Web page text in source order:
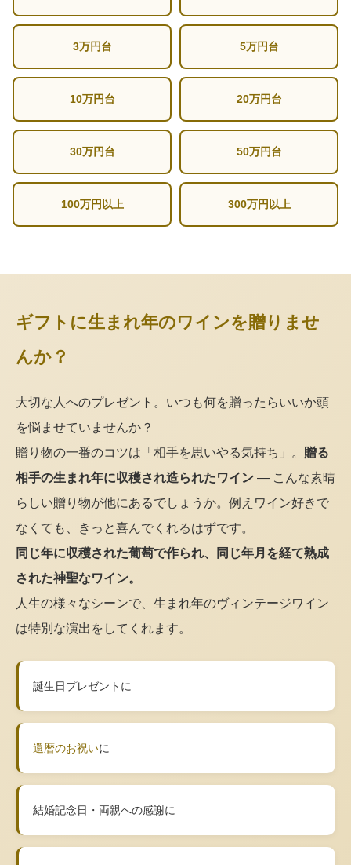
3万円台 5万円台
10万円台 20万円台
30万円台 50万円台
100万円以上 300万円以上
ギフトに生まれ年のワインを贈りませ
んか？
大切な人へのプレゼント。いつも何を贈ったらいいか頭
を悩ませていませんか？
贈り物の一番のコツは「相手を思いやる気持ち」。 贈る
相手の生まれ年に収穫され造られたワイン — こんな素晴
らしい贈り物が他にあるでしょうか。例えワイン好きで
なくても、きっと喜んでくれるはずです。
同じ年に収穫された葡萄で作られ、同じ年月を経て熟成
された神聖なワイン。
人生の様々なシーンで、生まれ年のヴィンテージワイン
は特別な演出をしてくれます。
誕生日プレゼントに
還暦のお祝いに
結婚記念日・両親への感謝に